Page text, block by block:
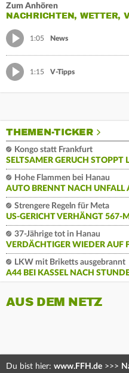
Zum Anhören
NACHRICHTEN, WETTER,
1:05 News
1:15 V-Tipps
THEMEN-TICKER
Kongo statt Frankfurt
SELTSAMER GERUCH STOPPT
Hohe Flammen bei Hanau
AUTO BRENNT NACH UNFALL
Strengere Regeln für Meta
US-GERICHT VERHÄNGT 567-
37-Jährige tot in Hanau
VERDÄCHTIGER WIEDER AUF
LKW mit Briketts ausgebrannt
A44 BEI KASSEL NACH
AUS DEM NETZ
Du bist hier: www.FFH.de >>>